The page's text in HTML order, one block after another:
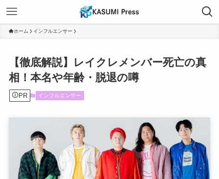
ホーム インフルエンサー
【徹底解説】レイクレメンバー死亡の真
相！本名や年齢・脱退の噂
PR インフルエンサー